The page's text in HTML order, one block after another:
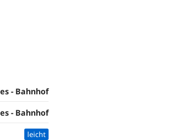
- Bahnhof
- Bahnhof
leicht